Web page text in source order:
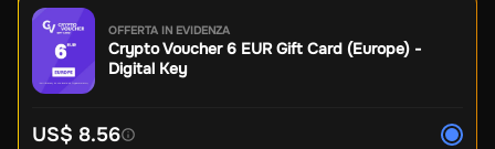
OFFERTA IN EVIDENZA
Crypto Voucher 6 EUR Gift Card (Europe) -
Digital Key
US$ 8.56